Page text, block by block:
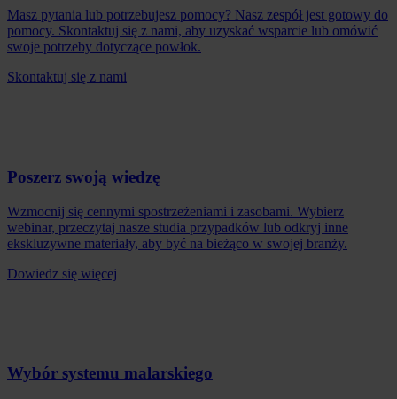
Masz pytania lub potrzebujesz pomocy? Nasz zespół jest gotowy do
pomocy. Skontaktuj się z nami, aby uzyskać wsparcie lub omówić
swoje potrzeby dotyczące powłok.
Skontaktuj się z nami
Poszerz swoją wiedzę
Wzmocnij się cennymi spostrzeżeniami i zasobami. Wybierz
webinar, przeczytaj nasze studia przypadków lub odkryj inne
ekskluzywne materiały, aby być na bieżąco w swojej branży.
Dowiedz się więcej
Wybór systemu malarskiego